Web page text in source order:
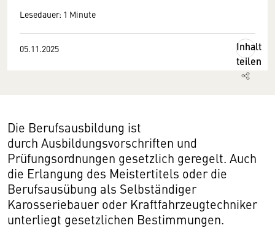
Lesedauer: 1 Minute
05.11.2025
Inhalt
teilen
Die Berufsausbildung ist
durch Ausbildungsvorschriften und
Prüfungsordnungen gesetzlich geregelt. Auch
die Erlangung des Meistertitels oder die
Berufsausübung als Selbständiger
Karosseriebauer oder Kraftfahrzeugtechniker
unterliegt gesetzlichen Bestimmungen.